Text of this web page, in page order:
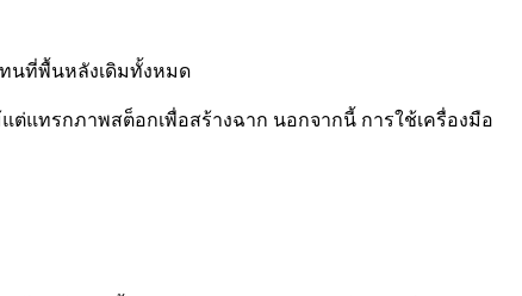
นที่พื้นหลังเดิมทั้งหมด
ทรกภาพสต็อกเพื่อสร้างฉาก นอกจากนี้ การใช้เครื่องมือ